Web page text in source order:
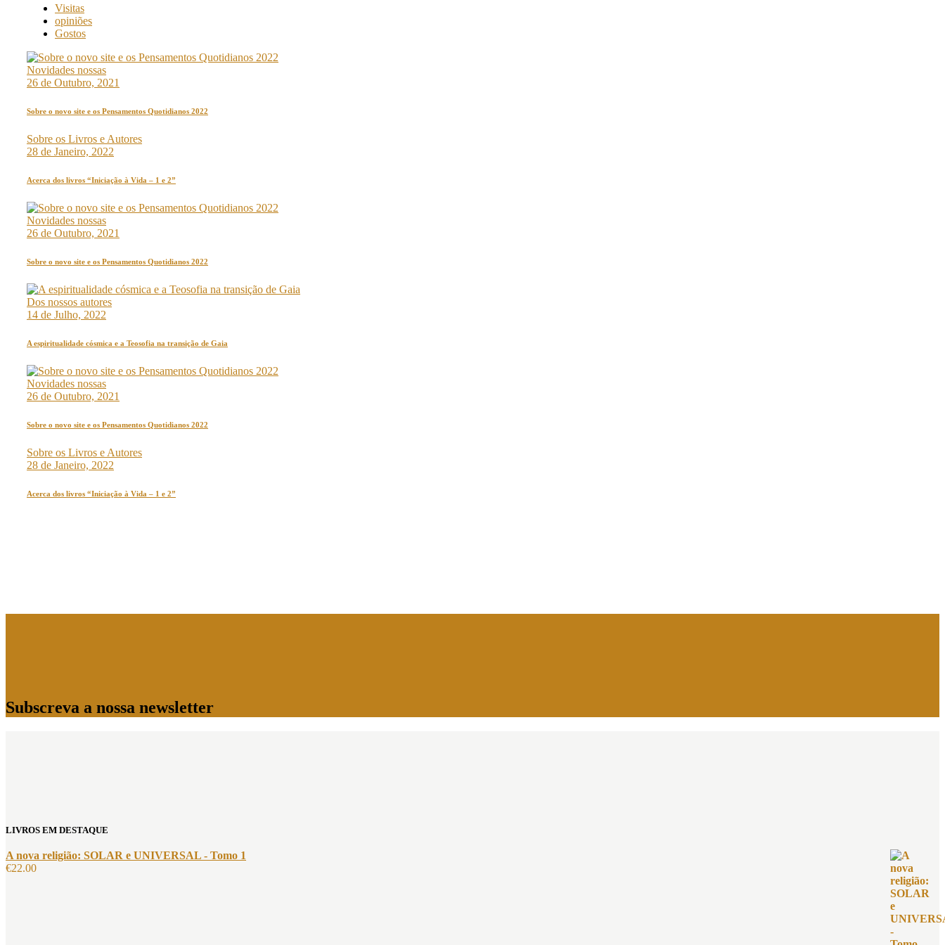
Visitas
opiniões
Gostos
Novidades nossas
26 de Outubro, 2021
Sobre o novo site e os Pensamentos Quotidianos 2022
Sobre os Livros e Autores
28 de Janeiro, 2022
Acerca dos livros “Iniciação à Vida – 1 e 2”
Novidades nossas
26 de Outubro, 2021
Sobre o novo site e os Pensamentos Quotidianos 2022
Dos nossos autores
14 de Julho, 2022
A espiritualidade cósmica e a Teosofia na transição de Gaia
Novidades nossas
26 de Outubro, 2021
Sobre o novo site e os Pensamentos Quotidianos 2022
Sobre os Livros e Autores
28 de Janeiro, 2022
Acerca dos livros “Iniciação à Vida – 1 e 2”
Subscreva a nossa newsletter
LIVROS EM DESTAQUE
A nova religião: SOLAR e UNIVERSAL - Tomo 1
€22.00